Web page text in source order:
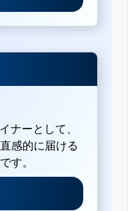
ナーとして、
感的に届ける
す。